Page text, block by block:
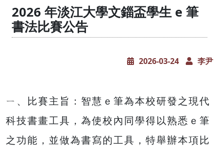
2026 年淡江大學文錙盃學生 e 筆
書法比賽公告
2026-03-24 李尹
ㄧ、比賽主旨：智慧ｅ筆為本校研發之現代
科技書畫工具，為使校內同學得以熟悉ｅ筆
之功能，並做為書寫的工具，特舉辦本項比